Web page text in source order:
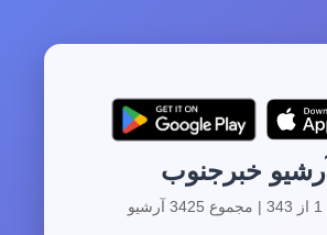
آرشیو خبرجنوب